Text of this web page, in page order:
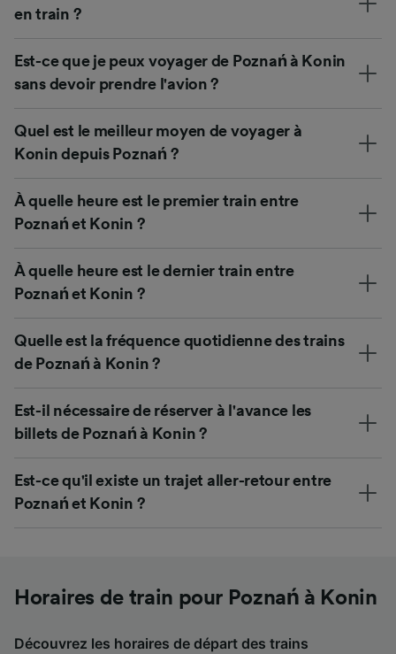
en train ?
Est-ce que je peux voyager de Poznań à Konin
sans devoir prendre l'avion ?
Quel est le meilleur moyen de voyager à
Konin depuis Poznań ?
À quelle heure est le premier train entre
Poznań et Konin ?
À quelle heure est le dernier train entre
Poznań et Konin ?
Quelle est la fréquence quotidienne des trains
de Poznań à Konin ?
Est-il nécessaire de réserver à l'avance les
billets de Poznań à Konin ?
Est-ce qu'il existe un trajet aller-retour entre
Poznań et Konin ?
Horaires de train pour Poznań à Konin
Découvrez les horaires de départ des trains